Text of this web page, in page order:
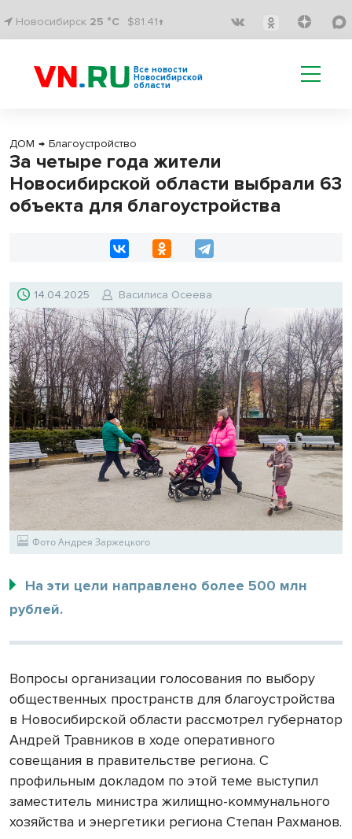
Новосибирск 25 °C $81.41↑
Все новости
Новосибирской
области
ДОМ → Благоустройство
За четыре года жители
Новосибирской области выбрали 63
объекта для благоустройства
14.04.2025 Василиса Осеева
Фото Андрея Заржецкого
На эти цели направлено более 500 млн
рублей.
Вопросы организации голосования по выбору
общественных пространств для благоустройства
в Новосибирской области рассмотрел губернатор
Андрей Травников в ходе оперативного
совещания в правительстве региона. С
профильным докладом по этой теме выступил
заместитель министра жилищно-коммунального
хозяйства и энергетики региона Степан Рахманов.